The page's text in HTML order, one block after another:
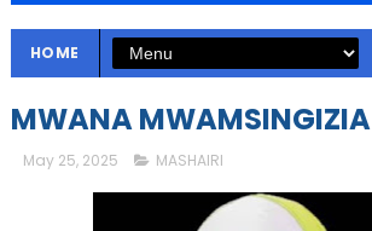
HOME
MWANA MWAMSINGIZIA
May 25, 2025 MASHAIRI